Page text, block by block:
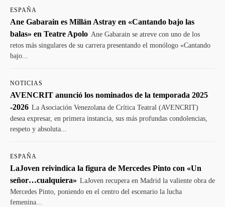
ESPAÑA
Ane Gabarain es Millán Astray en «Cantando bajo las
balas» en Teatre Apolo Ane Gabarain se atreve con uno de los
retos más singulares de su carrera presentando el monólogo «Cantando
bajo...
NOTICIAS
AVENCRIT anunció los nominados de la temporada 2025
-2026 La Asociación Venezolana de Crítica Teatral (AVENCRIT)
desea expresar, en primera instancia, sus más profundas condolencias,
respeto y absoluta...
ESPAÑA
LaJoven reivindica la figura de Mercedes Pinto con «Un
señor…cualquiera» LaJoven recupera en Madrid la valiente obra de
Mercedes Pinto, poniendo en el centro del escenario la lucha
femenina...